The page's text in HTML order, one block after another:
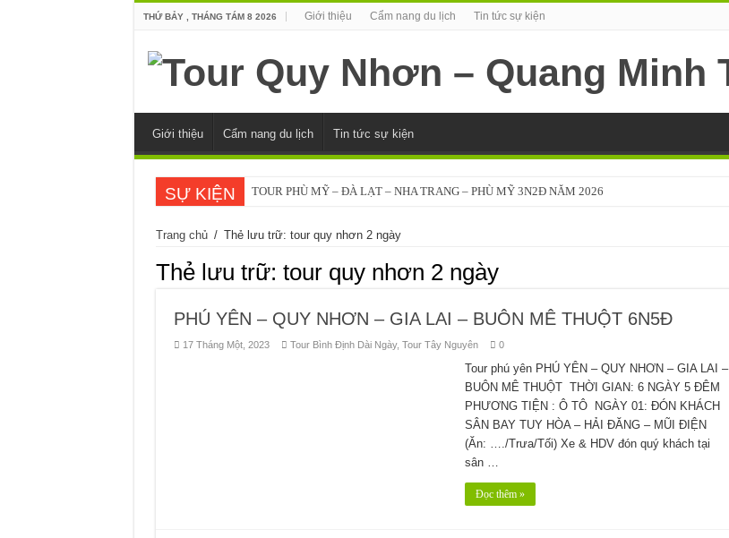
THỨ BẢY , THÁNG TÁM 8 2026 Giới thiệu Cẩm nang du lịch Tin tức sự kiện
Giới thiệu Cẩm nang du lịch Tin tức sự kiện
SỰ KIỆN TOUR PHÙ MỸ – ĐÀ LẠT – NHA TRANG – PHÙ MỸ 3N2Đ NĂM 2026
TOUR QUY NHƠN 4N3Đ NĂM 2025
TOUR BÌNH ĐỊNH – PHÚ YÊN 4N3Đ NĂM 2026
TOUR GHÉP QUY NHƠN – PHÚ YÊN 3N2Đ 2025
TOUR GHÉP QUY NHƠN – PHÚ YÊN 4N3Đ 2025
TOUR MŨI VI RỒNG – LẶN SAN HÔ ĐẢO HÒN ĐỤN
Trang chủ / Thẻ lưu trữ: tour quy nhơn 2 ngày
Thẻ lưu trữ: tour quy nhơn 2 ngày
PHÚ YÊN – QUY NHƠN – GIA LAI – BUÔN MÊ THUỘT 6N5Đ
17 Tháng Một, 2023 Tour Bình Định Dài Ngày, Tour Tây Nguyên 0
Tour phú yên PHÚ YÊN – QUY NHƠN – GIA LAI –
BUÔN MÊ THUỘT THỜI GIAN: 6 NGÀY 5 ĐÊM
PHƯƠNG TIỆN : Ô TÔ NGÀY 01: ĐÓN KHÁCH
SÂN BAY TUY HÒA – HẢI ĐĂNG – MŨI ĐIỆN
(Ăn: …./Trưa/Tối) Xe & HDV đón quý khách tại
sân …
Đọc thêm »